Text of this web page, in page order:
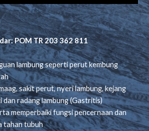
POM TR 203 362 811
lambung seperti perut kembung
sakit perut, nyeri lambung, kejang
dan radang lambung (Gastritis)
memperbaiki fungsi pencernaan dan
tahan tubuh